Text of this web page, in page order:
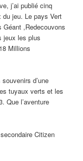
j’ai publié cinq
jeu. Le pays Vert
Géant ,Redecouvons
jeux les plus
Millions
d’une
tuyaux verts et les
Que l’aventure
Citizen